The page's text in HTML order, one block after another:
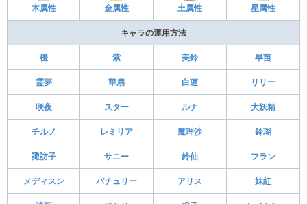
木属性 金属性 土属性 星属性
キャラの運用方法
橙 紫 美鈴 早苗
霊夢 華扇 白蓮 リリー
咲夜 スター ルナ 大妖精
チルノ レミリア 魔理沙 鈴瑚
諏訪子 サニー 鈴仙 フラン
メディスン パチュリー アリス 妹紅